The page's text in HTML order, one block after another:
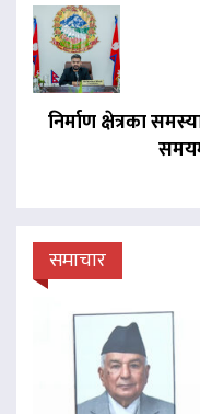
निर्माण क्षेत्रका
समाचार